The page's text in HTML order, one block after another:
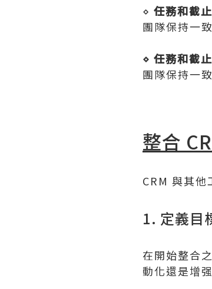
⋄ 任務和截
團隊保持一
⋄ 任務和截
團隊保持一
整合
CRM 與其他
1. 定義目
在開始整合
動化還是增